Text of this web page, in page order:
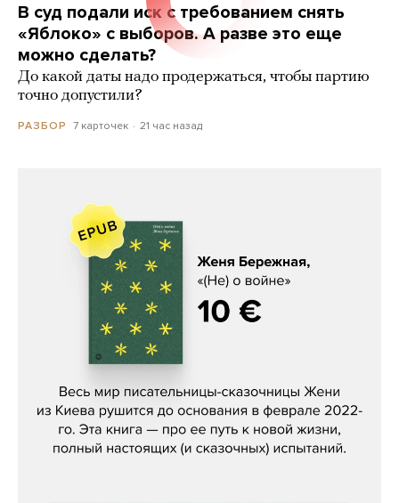
В суд подали иск с требованием снять
«Яблоко» с выборов. А разве это еще
можно сделать?
До какой даты надо продержаться, чтобы партию
точно допустили?
РАЗБОР 7 карточек 21 час назад
Женя Бережная, «(Не) о войне»